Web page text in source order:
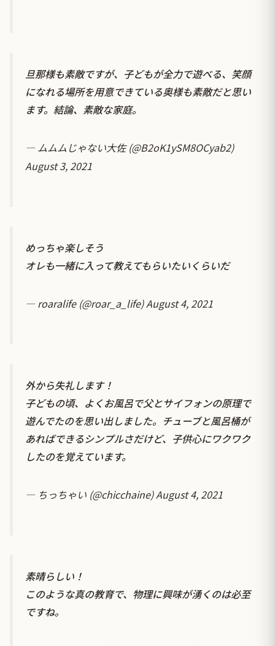
旦那様も素敵ですが、子どもが全力で遊べる、笑顔
になれる場所を用意できている奥様も素敵だと思い
ます。結論、素敵な家庭。
— ムムムじゃない大佐 (@B2oK1ySM8OCyab2)
August 3, 2021
めっちゃ楽しそう
オレも一緒に入って教えてもらいたいくらいだ
— roaralife (@roar_a_life)August 4, 2021
外から失礼します！
子どもの頃、よくお風呂で父とサイフォンの原理で
遊んでたのを思い出しました。チューブと風呂桶が
あればできるシンプルさだけど、子供心にワクワク
したのを覚えています。
— ちっちゃい (@chicchaine)August 4, 2021
素晴らしい！
このような真の教育で、物理に興味が湧くのは必至
ですね。